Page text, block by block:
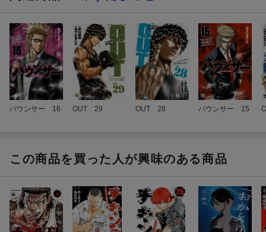
バウンサー 16 OUT 29 OUT 28 バウンサー 15
この商品を買った人が興味のある商品